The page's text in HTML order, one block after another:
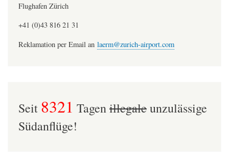
Flughafen Zürich
+41 (0)43 816 21 31
Reklamation per Email an laerm@zurich-airport.com
Seit 8321 Tagenillegaleunzulässige
Südanflüge!